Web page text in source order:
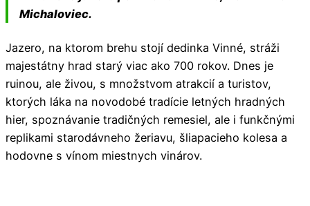
Michaloviec.
Jazero, na ktorom brehu stojí dedinka Vinné, stráži
majestátny hrad starý viac ako 700 rokov. Dnes je
ruinou, ale živou, s množstvom atrakcií a turistov,
ktorých láka na novodobé tradície letných hradných
hier, spoznávanie tradičných remesiel, ale i funkčnými
replikami starodávneho žeriavu, šliapacieho kolesa a
hodovne s vínom miestnych vinárov.